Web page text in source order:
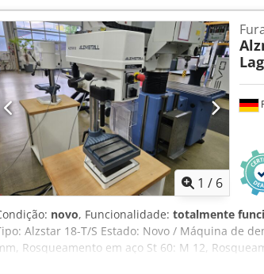
de profundidade de perfuração
perfuração
1 / 6
novo, Funcionalidade: totalmente
Alzstar 18-T/S Estado: Novo / Máquina de
Rosqueamento em aço St 60: M 12,
2, Rotação do mandril: 225-4.300 rpm, Curso do